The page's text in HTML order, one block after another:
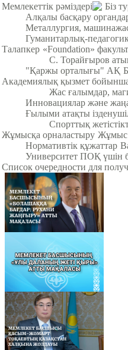
Мемлекеттік рәміздері
Біз
Алқалы басқару
Металлургия,
Гуманитарлық-
Талапкер «Foundation»
С. Торайғыров
"Қаржы орталығы" АҚ
Академиялық қызмет
Жас ғалымдар,
Инновациялар және
Ғылыми атақты
Спорттық
Жұмысқа орналастыру Жұмыс
Нормативтік құжаттар
Университет ПОҚ үшін
Список очередности для